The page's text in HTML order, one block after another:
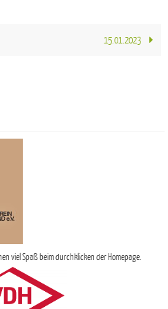
15.01.2023
viel Spaß beim durchklicken der Homepage.